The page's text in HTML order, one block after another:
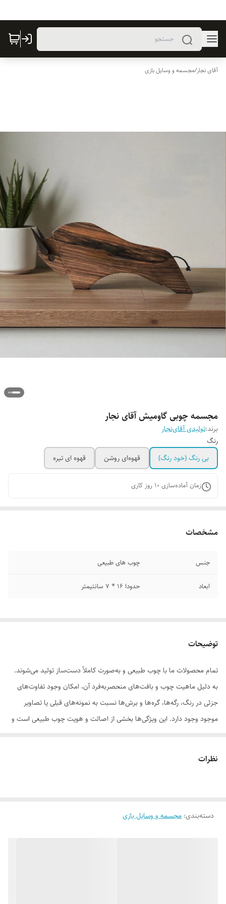
آقای نجار/مجسمه و وسایل بازی
مجسمه چوبی گاومیش آقای نجار
برند:تولیدی آقای‌نجار
رنگ
بی رنگ (خود رنگ)
قهوه‌ای روشن قهوه ای تیره
زمان آماده‌سازی 10 روز کاری
مشخصات
جنس چوب های طبیعی
ابعاد حدودا 16 * 7 سانتیمتر
توضیحات
تمام محصولات ما با چوب طبیعی و به‌صورت کاملاً دست‌ساز تولید می‌شوند.
به دلیل ماهیت چوب و بافت‌های منحصر‌به‌فرد آن، امکان وجود تفاوت‌های
جزئی در رنگ، رگه‌ها، گره‌ها و برش‌ها نسبت به نمونه‌های قبلی یا تصاویر
موجود وجود دارد. این ویژگی‌ها بخشی از اصالت و هویت چوب طبیعی است و
سفارش به‌منزله‌ی پذیرش این موارد و آگاهی از ویژگی‌های طبیعی چوب هست
نظرات
دسته‌بندی: مجسمه و وسایل بازی